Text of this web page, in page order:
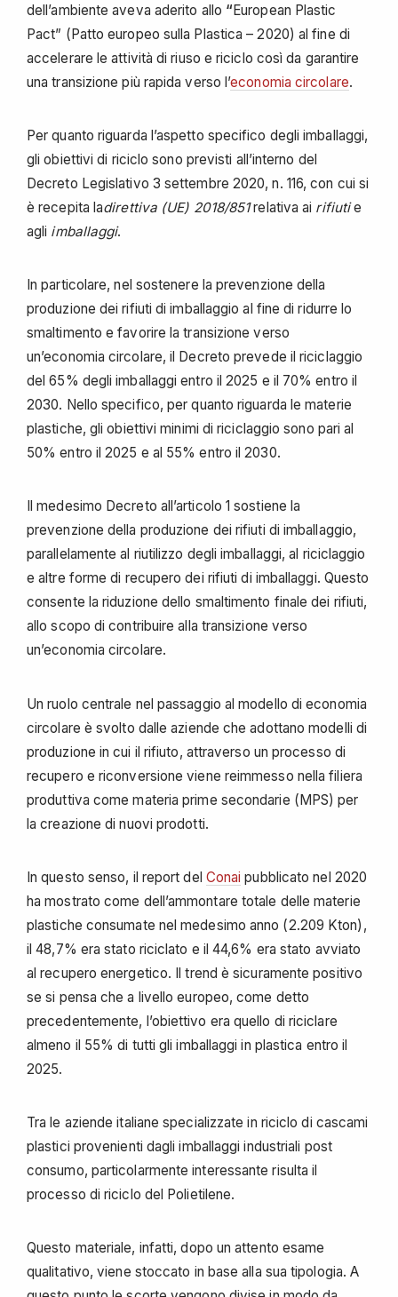
dell’ambiente aveva aderito allo “European Plastic
Pact” (Patto europeo sulla Plastica – 2020) al fine di
accelerare le attività di riuso e riciclo così da garantire
una transizione più rapida verso l’economia circolare.
Per quanto riguarda l’aspetto specifico degli imballaggi,
gli obiettivi di riciclo sono previsti all’interno del
Decreto Legislativo 3 settembre 2020, n. 116, con cui si
è recepita ladirettiva (UE) 2018/851relativa ai rifiutie
agli imballaggi.
In particolare, nel sostenere la prevenzione della
produzione dei rifiuti di imballaggio al fine di ridurre lo
smaltimento e favorire la transizione verso
un’economia circolare, il Decreto prevede il riciclaggio
del 65% degli imballaggi entro il 2025 e il 70% entro il
2030. Nello specifico, per quanto riguarda le materie
plastiche, gli obiettivi minimi di riciclaggio sono pari al
50% entro il 2025 e al 55% entro il 2030.
Il medesimo Decreto all’articolo 1 sostiene la
prevenzione della produzione dei rifiuti di imballaggio,
parallelamente al riutilizzo degli imballaggi, al riciclaggio
e altre forme di recupero dei rifiuti di imballaggi. Questo
consente la riduzione dello smaltimento finale dei rifiuti,
allo scopo di contribuire alla transizione verso
un’economia circolare.
Un ruolo centrale nel passaggio al modello di economia
circolare è svolto dalle aziende che adottano modelli di
produzione in cui il rifiuto, attraverso un processo di
recupero e riconversione viene reimmesso nella filiera
produttiva come materia prime secondarie (MPS) per
la creazione di nuovi prodotti.
In questo senso, il report del Conai pubblicato nel 2020
ha mostrato come dell’ammontare totale delle materie
plastiche consumate nel medesimo anno (2.209 Kton),
il 48,7% era stato riciclato e il 44,6% era stato avviato
al recupero energetico. Il trend è sicuramente positivo
se si pensa che a livello europeo, come detto
precedentemente, l’obiettivo era quello di riciclare
almeno il 55% di tutti gli imballaggi in plastica entro il
2025.
Tra le aziende italiane specializzate in riciclo di cascami
plastici provenienti dagli imballaggi industriali post
consumo, particolarmente interessante risulta il
processo di riciclo del Polietilene.
Questo materiale, infatti, dopo un attento esame
qualitativo, viene stoccato in base alla sua tipologia. A